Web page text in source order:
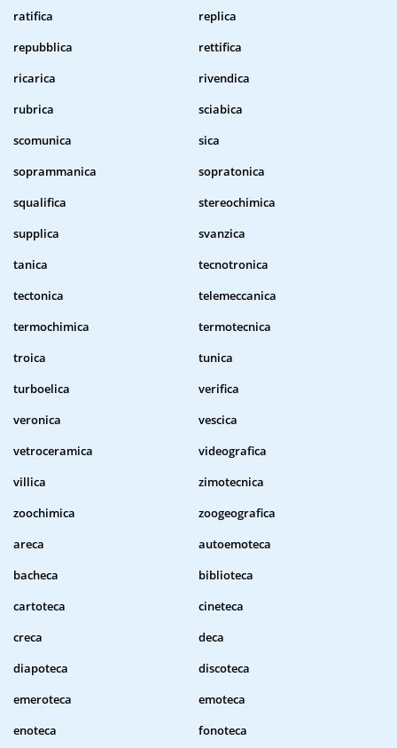
ratifica
replica
repubblica
rettifica
ricarica
rivendica
rubrica
sciabica
scomunica
sica
soprammanica
sopratonica
squalifica
stereochimica
supplica
svanzica
tanica
tecnotronica
tectonica
telemeccanica
termochimica
termotecnica
troica
tunica
turboelica
verifica
veronica
vescica
vetroceramica
videografica
villica
zimotecnica
zoochimica
zoogeografica
areca
autoemoteca
bacheca
biblioteca
cartoteca
cineteca
creca
deca
diapoteca
discoteca
emeroteca
emoteca
enoteca
fonoteca